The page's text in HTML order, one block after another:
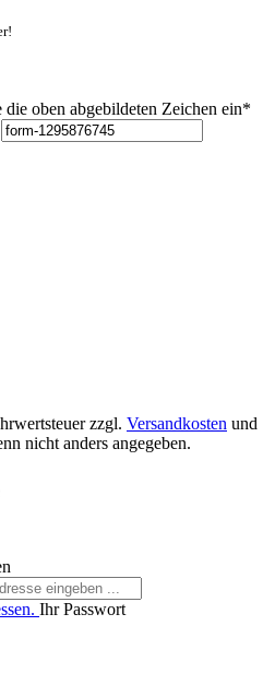
oben abgebildeten Zeichen ein*
zzgl. Versandkosten und
nicht anders angegeben.
Ihr Passwort